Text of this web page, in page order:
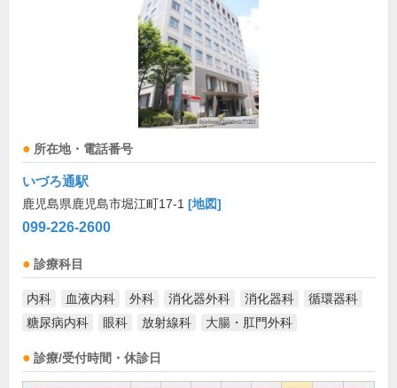
所在地・電話番号
いづろ通駅
鹿児島県鹿児島市堀江町17-1 [地図]
099-226-2600
診療科目
内科 血液内科 外科 消化器外科 消化器科
循環器科
糖尿病内科
眼科 放射線科 大腸・肛門外科
診療/受付時間・休診日